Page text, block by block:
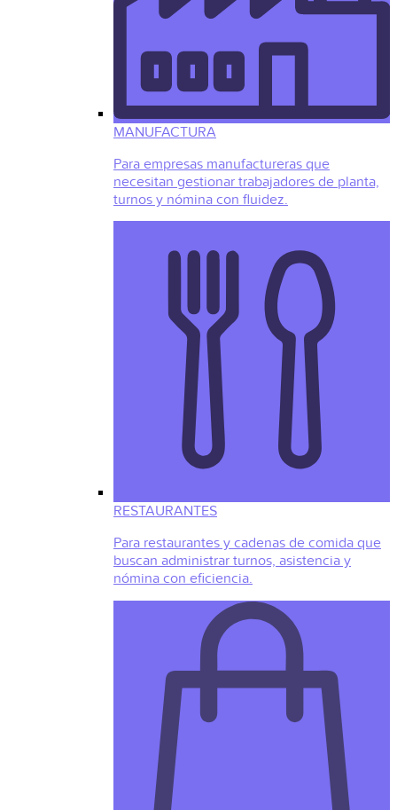
MANUFACTURA
Para empresas manufactureras que
necesitan gestionar trabajadores de planta,
turnos y nómina con fluidez.
RESTAURANTES
Para restaurantes y cadenas de comida que
buscan administrar turnos, asistencia y
nómina con eficiencia.